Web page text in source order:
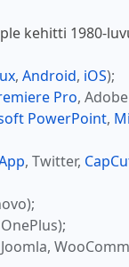
kehitti 1980-
, Android, iOS);
Pro,
PowerPoint,
, Twitter,